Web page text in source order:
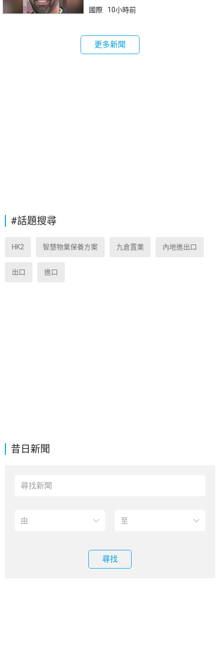
昔日新聞
尋找
國際 10小時前
更多新聞
#話題搜尋
HK2 智慧物業保養方案 九倉置業 內地進出口
出口 進口